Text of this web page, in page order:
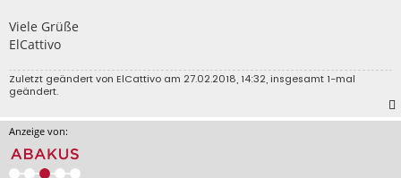
Viele Grüße
ElCattivo
Zuletzt geändert von ElCattivo am 27.02.2018, 14:32, insgesamt 1-mal
geändert.
Anzeige von: